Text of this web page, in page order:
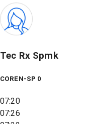
Tec Rx Spmk
COREN-SP 0
07:20
07:26